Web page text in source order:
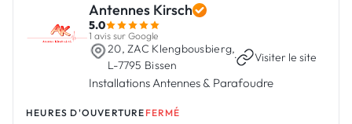
Connexion
Antennes Kirsch
5.0
1 avis sur Google
20, ZAC Klengbousbierg,
L-7795 Bissen
· Visiter le site
Installations Antennes & Parafoudre
HEURES D'OUVERTURE FERMÉ